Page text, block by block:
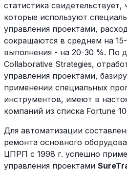
статистика свидетельствует,
которые используют
управления проектами,
сокращаются в среднем на
выполнения - на 20-30 %. По
Collaborative Strategies,
управления проектами,
применении специальных
инструментов, имеют в
компаний из списка Fortune
Для автоматизации
ремонта основного
ЦПРП с 1998 г. успешно
управления проектами